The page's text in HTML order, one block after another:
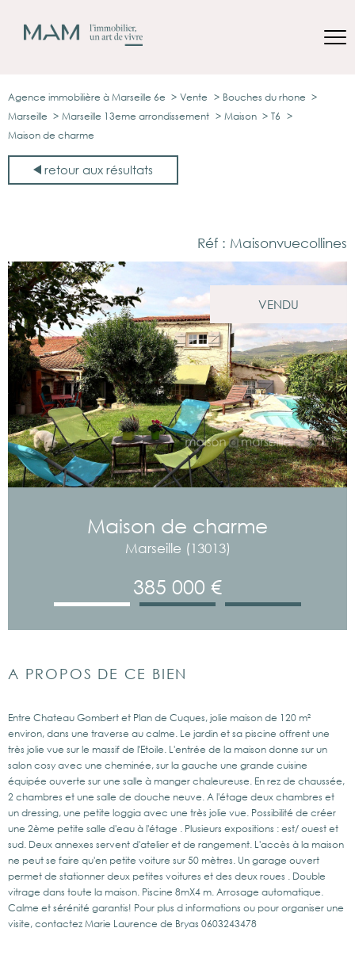
Agence immobilière à Marseille 6e Vente
Bouches du rhone
Marseille
Marseille 13eme arrondissement Maison
T6
Maison de charme
retour aux résultats
Réf : Maisonvuecollines
VENDU
Maison de charme
Marseille (13013)
385 000 €
A PROPOS DE CE BIEN
Entre Chateau Gombert et Plan de Cuques, jolie maison de 120 m²
environ, dans une traverse au calme. Le jardin et sa piscine offrent une
très jolie vue sur le massif de l'Etoile. L'entrée de la maison donne sur un
salon cosy avec une cheminée, sur la gauche une grande cuisine
équipée ouverte sur une salle à manger chaleureuse. En rez de chaussée,
2 chambres et une salle de douche neuve. A l'étage deux chambres et
un dressing, une petite loggia avec une très jolie vue. Possibilité de créer
une 2ème petite salle d'eau à l'étage . Plusieurs expositions : est/ ouest et
sud. Deux annexes servent d'atelier et de rangement. L'accès à la maison
ne peut se faire qu'en petite voiture sur 50 mètres. Un garage ouvert
permet de stationner deux petites voitures et des deux roues . Double
vitrage dans toute la maison. Piscine 8mX4 m. Arrosage automatique.
Calme et sérénité garantis! Pour plus d informations ou pour organiser une
visite, contactez Marie Laurence de Bryas 0603243478